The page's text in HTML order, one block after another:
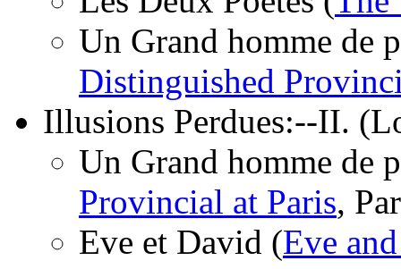
Un Grand homme de
Distinguished
Illusions Perdues:--II.
Un Grand homme de
Provincial at Paris,
Eve et David (Eve